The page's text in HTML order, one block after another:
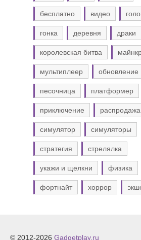
бесплатно видео
гонка деревня драки
королевская битва
мультиплеер обновление
песочница платформер
приключение распродажа
симулятор симуляторы
стратегия стрелялка
укажи и щелкни физика
фортнайт хоррор
© 2012-2026 Gadgetplay.ru